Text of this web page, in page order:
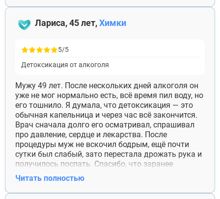
Лариса, 45 лет,Химки
5/5
Детоксикация от алкоголя
Мужу 49 лет. После нескольких дней алкоголя он
уже не мог нормально есть, всё время пил воду, но
его тошнило. Я думала, что детоксикация — это
обычная капельница и через час всё закончится.
Врач сначала долго его осматривал, спрашивал
про давление, сердце и лекарства. После
процедуры муж не вскочил бодрым, ещё почти
сутки был слабый, зато перестала дрожать рука и
получилось поспать. Спасибо, что заранее
объяснили: восстановление идёт постепенно.
После этого он сам согласился приехать на
повторную консультацию.
Читать полностью